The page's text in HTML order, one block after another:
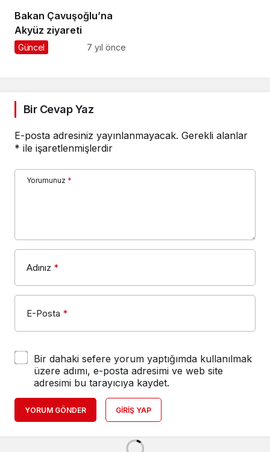
Bakan Çavuşoğlu’na
Akyüz ziyareti
Güncel 7 yıl önce
Bir Cevap Yaz
E-posta adresiniz yayınlanmayacak. Gerekli alanlar
* ile işaretlenmişlerdir
Yorumunuz *
Adınız *
E-Posta *
Bir dahaki sefere yorum yaptığımda kullanılmak
üzere adımı, e-posta adresimi ve web site
adresimi bu tarayıcıya kaydet.
YORUM GÖNDER GIRIŞ YAP